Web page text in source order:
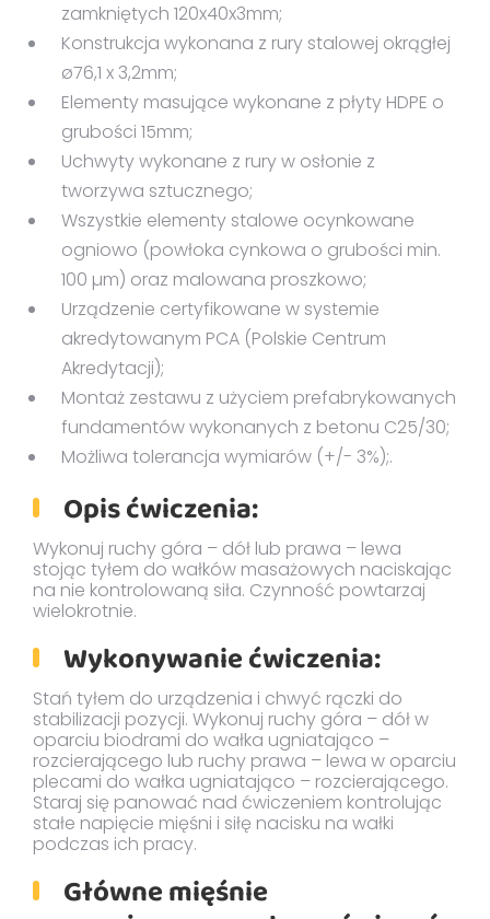
zamkniętych 120x40x3mm;
Konstrukcja wykonana z rury stalowej okrągłej
ø76,1 x 3,2mm;
Elementy masujące wykonane z płyty HDPE o
grubości 15mm;
Uchwyty wykonane z rury w osłonie z
tworzywa sztucznego;
Wszystkie elementy stalowe ocynkowane
ogniowo (powłoka cynkowa o grubości min.
100 µm) oraz malowana proszkowo;
Urządzenie certyfikowane w systemie
akredytowanym PCA (Polskie Centrum
Akredytacji);
Montaż zestawu z użyciem prefabrykowanych
fundamentów wykonanych z betonu C25/30;
Możliwa tolerancja wymiarów (+/- 3%);.
Opis ćwiczenia:
Wykonuj ruchy góra – dół lub prawa – lewa
stojąc tyłem do wałków masażowych naciskając
na nie kontrolowaną siła. Czynność powtarzaj
wielokrotnie.
Wykonywanie ćwiczenia:
Stań tyłem do urządzenia i chwyć rączki do
stabilizacji pozycji. Wykonuj ruchy góra – dół w
oparciu biodrami do wałka ugniatająco –
rozcierającego lub ruchy prawa – lewa w oparciu
plecami do wałka ugniatająco – rozcierającego.
Staraj się panować nad ćwiczeniem kontrolując
stałe napięcie mięśni i siłę nacisku na wałki
podczas ich pracy.
Główne mięśnie